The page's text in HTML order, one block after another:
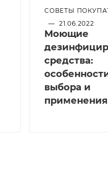
СОВЕТЫ
— 21.06.2022
Моющие
средства:
выбора и
применения